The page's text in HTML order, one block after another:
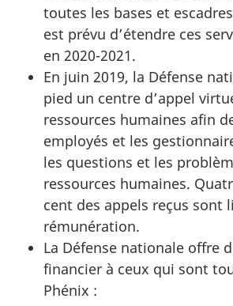
toutes les bases et
est prévu d’étendre ces
en 2020-2021.
En juin 2019, la Défense
pied un centre d’appel
ressources humaines afin
employés et les
les questions et les
ressources humaines.
cent des appels reçus sont
rémunération.
La Défense nationale offre
financier à ceux qui sont
Phénix :